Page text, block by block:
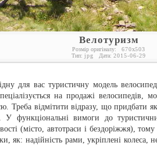
Велотуризм
Розмір оригіналу: 670x503
Тип: jpg Дата: 2015-06-29
для вас туристичну модель
на продажі велосипедів,
Треба відмітити відразу, що придбати
У функціональні вимоги до
(місто, автотраси і бездоріжжя),
як: надійність рами, укріплені колеса,